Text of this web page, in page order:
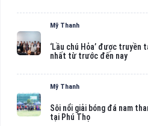
Mỹ Thanh
‘Lầu chú Hỏa’ được truyền
nhất từ trước đến nay
Mỹ Thanh
Sôi nổi giải bóng đá nam
tại Phú Thọ